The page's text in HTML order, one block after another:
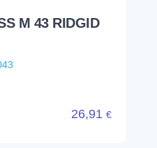
M 43 RIDGID
26,91 €